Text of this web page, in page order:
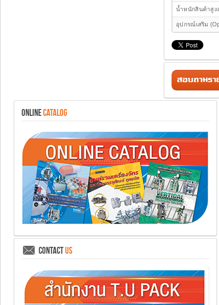
น้ำหนักสินค้าสูง
อุปกรณ์เสริม
สอบถามรา
ONLINECATALOG
CONTACTUS